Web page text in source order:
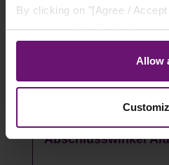
By clicking on "[Agree /
your consent to the disclosure
store to our partner, shopware
Schöppingen, Germany),
to you personally, but may
Allow
Abschlusswinkel